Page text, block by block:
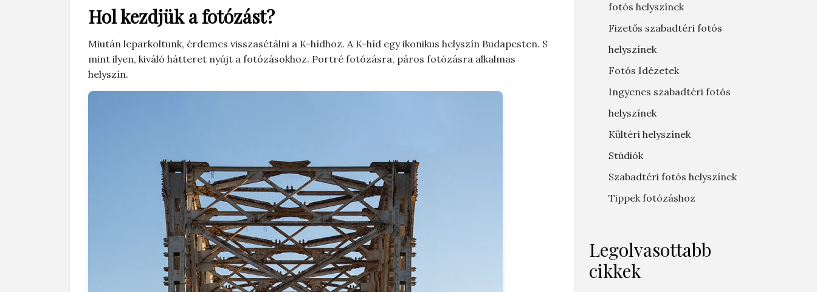
Hol kezdjük a fotózást?
Miután leparkoltunk, érdemes visszasétálni a K-hídhoz. A K-híd egy ikonikus helyszín Budapesten. S
mint ilyen, kiváló hátteret nyújt a fotózásokhoz. Portré fotózásra, páros fotózásra alkalmas
helyszín.
fotós helyszínek
Fizetős szabadtéri fotós
helyszínek
Fotós Idézetek
Ingyenes szabadtéri fotós
helyszínek
Kültéri helyszínek
Stúdiók
Szabadtéri fotós helyszínek
Tippek fotózáshoz
Legolvasottabb
cikkek